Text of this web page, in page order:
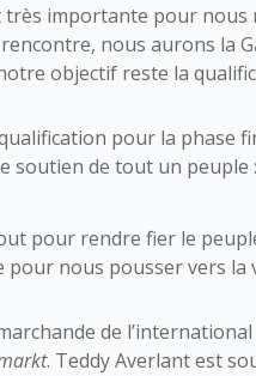
importante pour nous
nous aurons la
objectif reste la
pour la phase
soutien de tout un peuple :
pour rendre fier le
pour nous pousser vers la
de
. Teddy Averlant est